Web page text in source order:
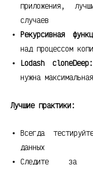
приложения,
случаев
Рекурсивная
над процессом
Lodash cloneDeep:
нужна
Лучшие практики:
Всегда
данных
Следите за